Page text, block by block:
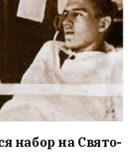
набор на Свято-